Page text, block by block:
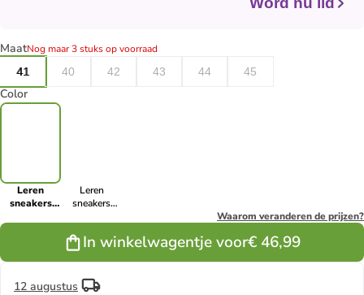
MaatNog maar 3 stuks op voorraad
41
40 42 43 44 45
Color
Leren
sneakers
Leren
sneakers
Waarom veranderen de prijzen?
In winkelwagentje voor€ 46,99
12 augustus